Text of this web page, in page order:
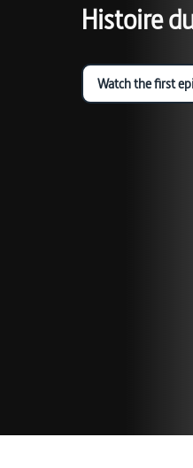
Histoire
Watch the first